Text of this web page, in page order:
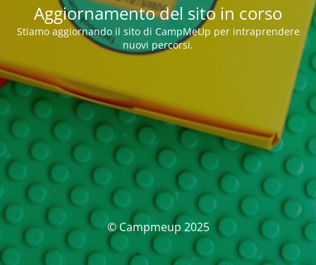
Aggiornamento del sito in corso
Stiamo aggiornando il sito di CampMeUp per intraprendere
nuovi percorsi.
© Campmeup 2025